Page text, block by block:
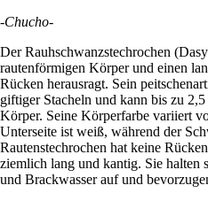
-Chucho-
Der Rauhschwanzstechrochen
rautenförmigen Körper und einen
Rücken herausragt. Sein
giftiger Stacheln und kann bis zu
Körper. Seine Körperfarbe variiert
Unterseite ist weiß, während der
Rautenstechrochen hat keine
ziemlich lang und kantig. Sie halten
und Brackwasser auf und